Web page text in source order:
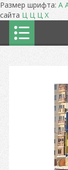
Размер шрифта:A
сайтаЦ Ц Ц Х